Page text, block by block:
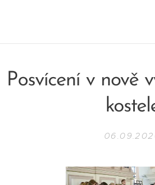
Posvícení v nově